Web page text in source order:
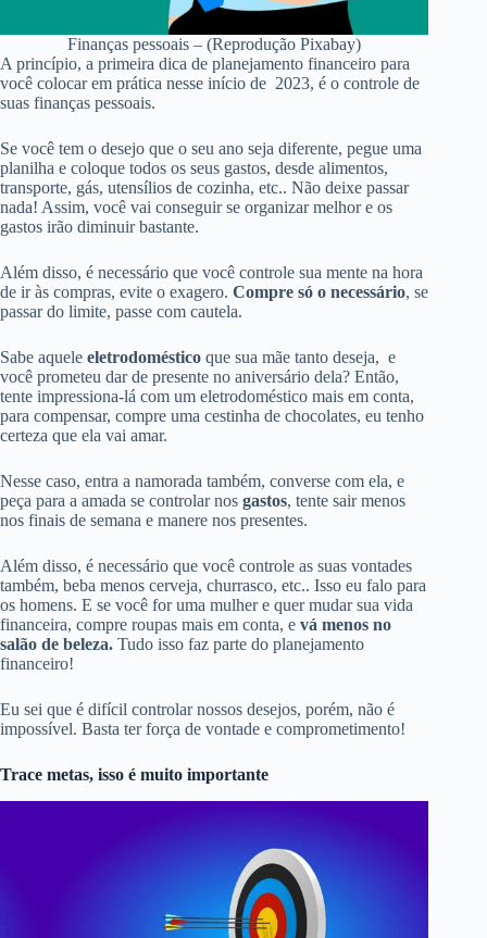
Finanças pessoais – (Reprodução Pixabay)
A princípio, a primeira dica de planejamento financeiro para
você colocar em prática nesse início de 2023, é o controle de
suas finanças pessoais.
Se você tem o desejo que o seu ano seja diferente, pegue uma
planilha e coloque todos os seus gastos, desde alimentos,
transporte, gás, utensílios de cozinha, etc.. Não deixe passar
nada! Assim, você vai conseguir se organizar melhor e os
gastos irão diminuir bastante.
Além disso, é necessário que você controle sua mente na hora
de ir às compras, evite o exagero. Compre só o necessário, se
passar do limite, passe com cautela.
Sabe aquele eletrodoméstico que sua mãe tanto deseja, e
você prometeu dar de presente no aniversário dela? Então,
tente impressiona-lá com um eletrodoméstico mais em conta,
para compensar, compre uma cestinha de chocolates, eu tenho
certeza que ela vai amar.
Nesse caso, entra a namorada também, converse com ela, e
peça para a amada se controlar nos gastos, tente sair menos
nos finais de semana e manere nos presentes.
Além disso, é necessário que você controle as suas vontades
também, beba menos cerveja, churrasco, etc.. Isso eu falo para
os homens. E se você for uma mulher e quer mudar sua vida
financeira, compre roupas mais em conta, e vá menos no
salão de beleza. Tudo isso faz parte do planejamento
financeiro!
Eu sei que é difícil controlar nossos desejos, porém, não é
impossível. Basta ter força de vontade e comprometimento!
Trace metas, isso é muito importante